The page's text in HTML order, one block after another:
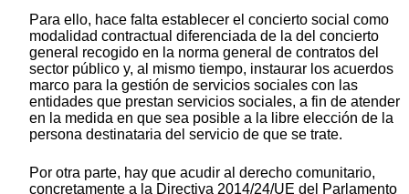
Para ello, hace falta establecer el concierto social como
modalidad contractual diferenciada de la del concierto
general recogido en la norma general de contratos del
sector público y, al mismo tiempo, instaurar los acuerdos
marco para la gestión de servicios sociales con las
entidades que prestan servicios sociales, a fin de atender
en la medida en que sea posible a la libre elección de la
persona destinataria del servicio de que se trate.
Por otra parte, hay que acudir al derecho comunitario,
concretamente a la Directiva 2014/24/UE del Parlamento